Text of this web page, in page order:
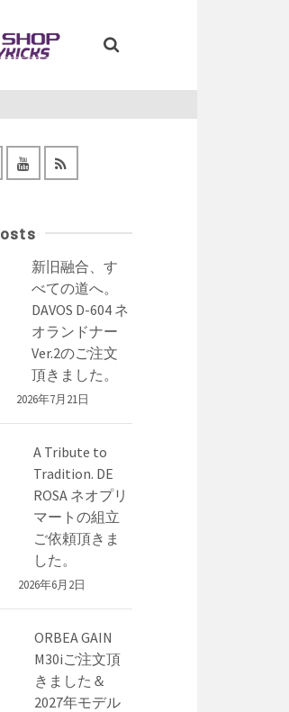
新旧融合、す
べての道へ。
DAVOS D-604 ネ
オランドナー
Ver.2のご注文
頂きました。
2026年7月21日
A Tribute to
Tradition. DE
ROSA ネオプリ
マートの組立
ご依頼頂きま
した。
2026年6月2日
ORBEA GAIN
M30iご注文頂
きました＆
2027年モデル